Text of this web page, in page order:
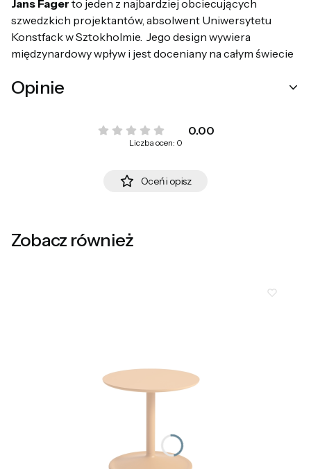
Jans Fager to jeden z najbardziej obciecujących
szwedzkich projektantów, absolwent Uniwersytetu
Konstfack w Sztokholmie. Jego design wywiera
międzynardowy wpływ i jest doceniany na całym świecie
Opinie
0.00
Liczba ocen: 0
Oceń i opisz
Zobacz również